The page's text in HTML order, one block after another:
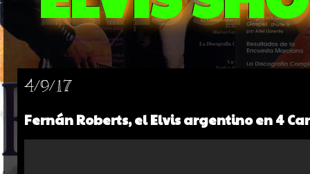
4/9/17
Fernán Roberts, el Elvis argentino en 4